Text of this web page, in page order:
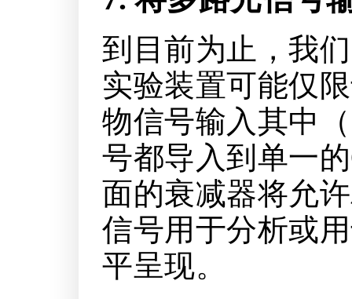
到目前为止，我
实验装置可能仅
物信号输入其中
号都导入到单一
面的衰减器将允
信号用于分析或
平呈现。